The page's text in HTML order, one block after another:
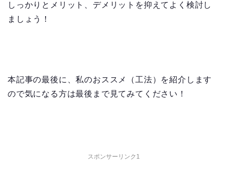
しっかりとメリット、デメリットを抑えてよく検討し
ましょう！
本記事の最後に、私のおススメ（工法）を紹介します
ので気になる方は最後まで見てみてください！
スポンサーリンク1